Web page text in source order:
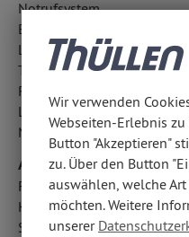
Notrufsystem
Berganfahrhilfe
Lichtsensor
Totwinkel-Assistent
Reifendruckverlust-Warnung
LED-Tagfahrlicht
Notbremsassistent
Airbags
Fahrer- /Beifahrerairbag
Kopfairbag vorn und hinten
Seitenairbag vorn
Wir verwenden
Webseiten-Erlebnis
Button "Akzeptieren"
zu. Über den Button
auswählen, welche
möchten. Weitere
unserer